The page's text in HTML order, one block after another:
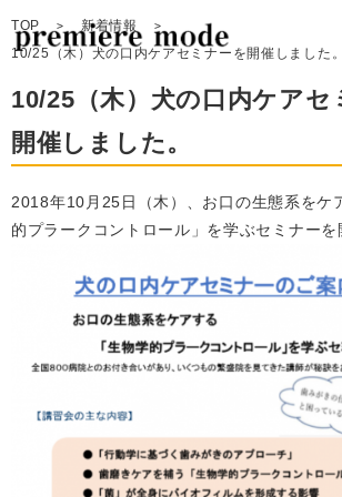
製品一覧
製品開発
コンセプト
企業情報
採用情報
お問合せ
TOP
新着情報
10/25（木）犬の口内ケアセミナーを開催しました。
10/25（木）犬の口内ケアセ
開催しました。
2018年10月25日（木）、お口の生態系をケ
的プラークコントロール」を学ぶセミナーを